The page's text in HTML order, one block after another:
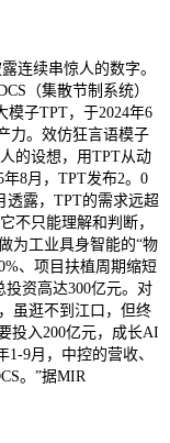
连续串惊人的数字。
（集散节制系统）
子TPT，于2024年6
力。效仿狂言语模子
的设想，用TPT从动
8月，TPT发布2。0
透露，TPT的需求远超
不只能理解和判断，
为工业具身智能的“物
、项目扶植周期缩短
资高达300亿元。对
虽逛不到江口，但终
投入200亿元，成长AI
9月，中控的营收、
。”据MIR